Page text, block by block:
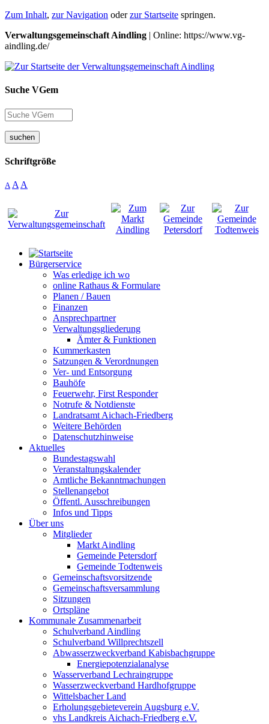
Zum Inhalt, zur Navigation oderzur Startseite springen.
Verwaltungsgemeinschaft Aindling | Online: https://www.vg-
aindling.de/
Suche VGem
suchen
Schriftgröße
A A A
Bürgerservice
Was erledige ich wo
online Rathaus & Formulare
Planen / Bauen
Finanzen
Ansprechpartner
Verwaltungsgliederung
Ämter & Funktionen
Kummerkasten
Satzungen & Verordnungen
Ver- und Entsorgung
Bauhöfe
Feuerwehr, First Responder
Notrufe & Notdienste
Landratsamt Aichach-Friedberg
Weitere Behörden
Datenschutzhinweise
Aktuelles
Bundestagswahl
Veranstaltungskalender
Amtliche Bekanntmachungen
Stellenangebot
Öffentl. Ausschreibungen
Infos und Tipps
Über uns
Mitglieder
Markt Aindling
Gemeinde Petersdorf
Gemeinde Todtenweis
Gemeinschaftsvorsitzende
Gemeinschaftsversammlung
Sitzungen
Ortspläne
Kommunale Zusammenarbeit
Schulverband Aindling
Schulverband Willprechtszell
Abwasserzweckverband Kabisbachgruppe
Energiepotenzialanalyse
Wasserverband Lechraingruppe
Wasserzweckverband Hardhofgruppe
Wittelsbacher Land
Erholungsgebieteverein Augsburg e.V.
vhs Landkreis Aichach-Friedberg e.V.